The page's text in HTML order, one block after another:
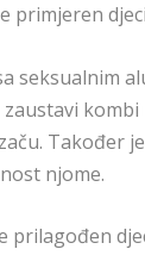
primjeren
seksualnim
kombi
Također
njome.
prilagođen